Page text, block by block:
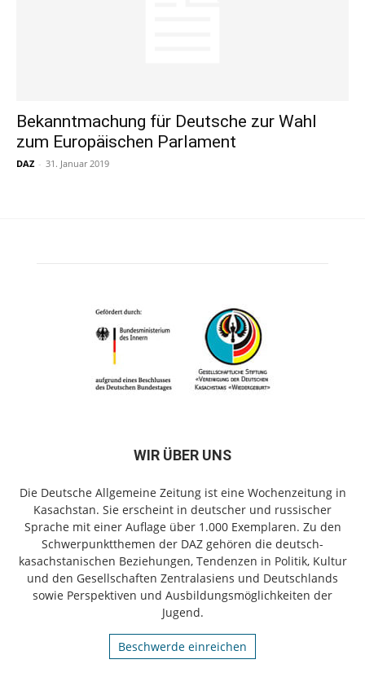
Bekanntmachung für Deutsche zur Wahl
zum Europäischen Parlament
DAZ - 31. Januar 2019
WIR ÜBER UNS
Die Deutsche Allgemeine Zeitung ist eine Wochenzeitung in
Kasachstan. Sie erscheint in deutscher und russischer
Sprache mit einer Auflage über 1.000 Exemplaren. Zu den
Schwerpunktthemen der DAZ gehören die deutsch-
kasachstanischen Beziehungen, Tendenzen in Politik, Kultur
und den Gesellschaften Zentralasiens und Deutschlands
sowie Perspektiven und Ausbildungsmöglichkeiten der
Jugend.
Beschwerde einreichen